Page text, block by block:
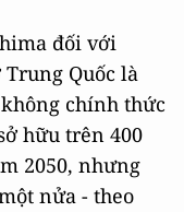
đối với
Quốc là
chính thức
hữu trên 400
2050, nhưng
nửa - theo